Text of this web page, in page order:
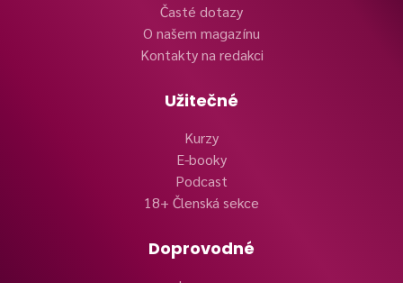
Časté dotazy
O našem magazínu
Kontakty na redakci
Užitečné
Kurzy
E-booky
Podcast
18+ Členská sekce
Doprovodné